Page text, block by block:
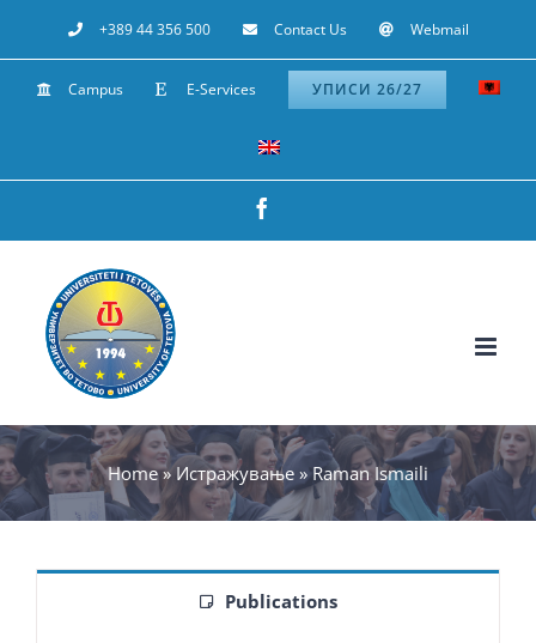
to
content
+389 44 356 500 Contact Us Webmail
Campus E-Services УПИСИ 26/27
Home»Истражување »Raman Ismaili
Publications